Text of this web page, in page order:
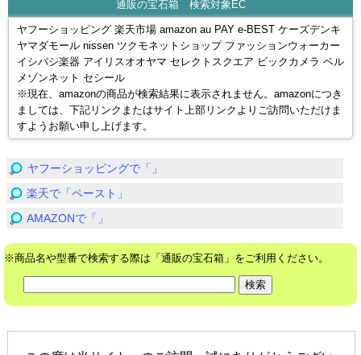
通販の宝石箱 検索対象EC
ヤフーショッピング 楽天市場 amazon au PAY e-BEST ケーズデンキ
ヤマダモール nissen ツクモネットショップ ファッションウォーカー
イシバシ楽器 アイリスオオヤマ セレクトスクエア ビックカメラ ベル
メゾンネット セシール
※現在、amazonの商品が検索結果に表示されません。amazonにつき
ましては、下記リンクまたはサイト上部リンクよりご訪問いただけま
すようお願い申し上げます。
ヤフーショッピングで「」
楽天で「ペースト」
AMAZONで「」
※商品名や型番で検索する際は「通販の宝石箱」をご利用ください。